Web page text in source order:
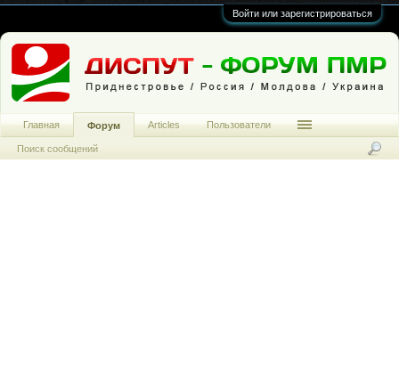
Войти или зарегистрироваться
Главная Форум
Поиск сообщений
Articles Пользователи